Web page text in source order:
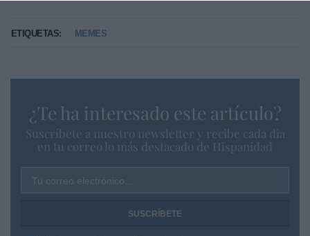
ETIQUETAS: MEMES
¿Te ha interesado este artículo?
Suscríbete a nuestro newsletter y recibe cada dia
en tu correo lo más destacado de Hispanidad
Tu correo electrónico...